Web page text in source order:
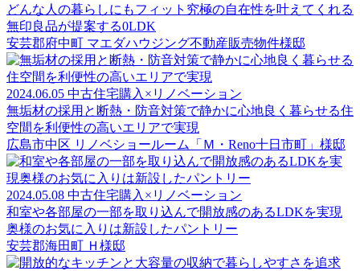
どんな人の暮らしにもフィット究極の自在性を叶えてくれる
無印良品が提案する0LDK
安芸郡府中町 マエダハウジング不動産販売物件様邸
2024.06.05 中古住宅購入×リノベーション
無垢材の採用と断熱・防音対策で静かに心地良く暮らせる住
空間を利便性の高いエリアで実現
広島市中区 リノベショールーム「Ｍ・Reno十日市町」様邸
2024.05.08 中古住宅購入×リノベーション
和室や各部屋の一部を取り込んで開放感のあるLDKを実現
奥様のお気に入りは新設したパントリー
安芸郡海田町 Ｈ様邸